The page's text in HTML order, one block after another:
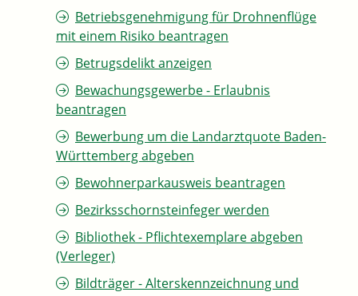
Betriebsgenehmigung für Drohnenflüge
mit einem Risiko beantragen
Betrugsdelikt anzeigen
Bewachungsgewerbe - Erlaubnis
beantragen
Bewerbung um die Landarztquote Baden-
Württemberg abgeben
Bewohnerparkausweis beantragen
Bezirksschornsteinfeger werden
Bibliothek - Pflichtexemplare abgeben
(Verleger)
Bildträger - Alterskennzeichnung und